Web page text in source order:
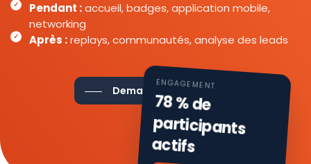
Pendant :accueil, badges, application mobile,
networking
Après :replays, communautés, analyse des leads
Demander une démo
ENGAGEMENT
78 % de
participants
actifs